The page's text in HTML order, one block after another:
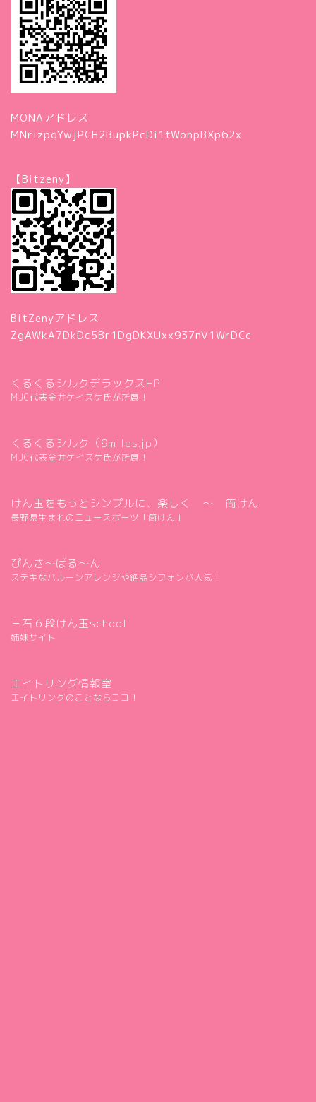
MONAアドレス
MNrizpqYwjPCH2BupkPcDi1tWonpBXp62x
【Bitzeny】
BitZenyアドレス
ZgAWkA7DkDc5Br1DgDKXUxx937nV1WrDCc
くるくるシルクデラックスHP
MJC代表金井ケイスケ氏が所属！
くるくるシルク（9miles.jp）
MJC代表金井ケイスケ氏が所属！
けん玉をもっとシンプルに、楽しく ～ 筒けん
長野県生まれのニュースポーツ「筒けん」
ぴんき～ばる～ん
ステキなバルーンアレンジや絶品シフォンが人気！
三石６段けん玉school
姉妹サイト
エイトリング情報室
エイトリングのことならココ！